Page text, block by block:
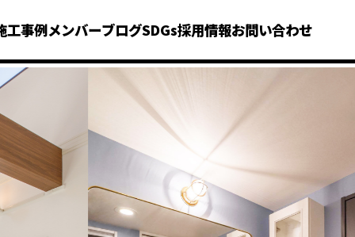
工事例メンバーブログSDGs採用情報お問い合わせ